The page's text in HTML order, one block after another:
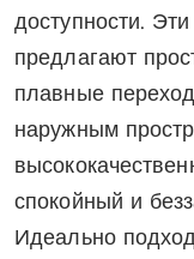
доступности.
предлагают
плавные
наружным
спокойный и
Идеально